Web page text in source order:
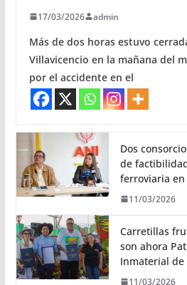
17/03/2026 admin
Más de dos horas estuvo
Villavicencio en la mañana del
por el accidente en el
Dos
de
ferroviaria en
11/03/2026
Carretillas
son ahora
Inmaterial de
11/03/2026